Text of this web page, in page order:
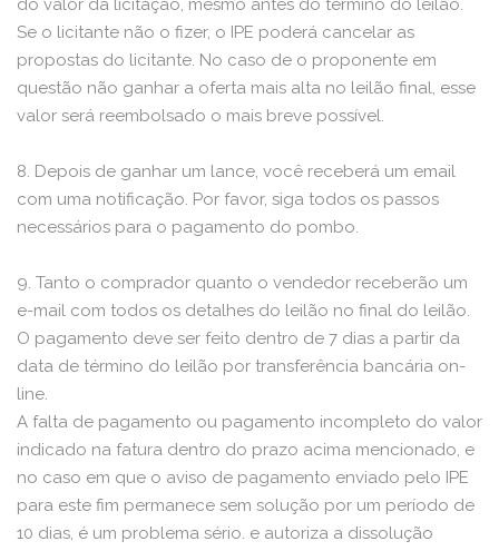
do valor da licitação, mesmo antes do término do leilão.
Se o licitante não o fizer, o IPE poderá cancelar as
propostas do licitante. No caso de o proponente em
questão não ganhar a oferta mais alta no leilão final, esse
valor será reembolsado o mais breve possível.
8. Depois de ganhar um lance, você receberá um email
com uma notificação. Por favor, siga todos os passos
necessários para o pagamento do pombo.
9. Tanto o comprador quanto o vendedor receberão um
e-mail com todos os detalhes do leilão no final do leilão.
O pagamento deve ser feito dentro de 7 dias a partir da
data de término do leilão por transferência bancária on-
line.
A falta de pagamento ou pagamento incompleto do valor
indicado na fatura dentro do prazo acima mencionado, e
no caso em que o aviso de pagamento enviado pelo IPE
para este fim permanece sem solução por um período de
10 dias, é um problema sério. e autoriza a dissolução